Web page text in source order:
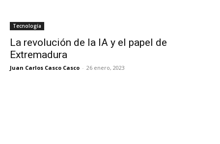
Tecnología
La revolución de la IA y el papel de
Extremadura
Juan Carlos Casco Casco - 26 enero, 2023